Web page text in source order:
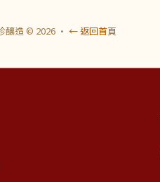
釀造 © 2026 · ← 返回首頁